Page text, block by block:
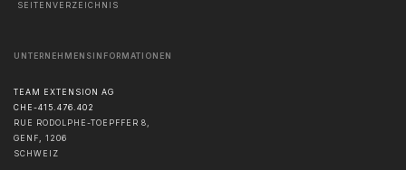
SEITENVERZEICHNIS
UNTERNEHMENSINFORMATIONEN
TEAM EXTENSION AG
CHE-415.476.402
RUE RODOLPHE-TOEPFFER 8,
GENF
1206
SCHWEIZ